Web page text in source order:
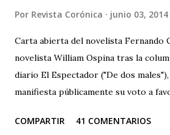
Por Revista Corónica junio 03, 2014
Carta abierta del novelista Fernando
novelista William Ospina tras la
diario El Espectador ("De dos
manifiesta públicamente su voto a
de Colombia. Aquí la columna de
COMPARTIR 41 COMENTARIOS